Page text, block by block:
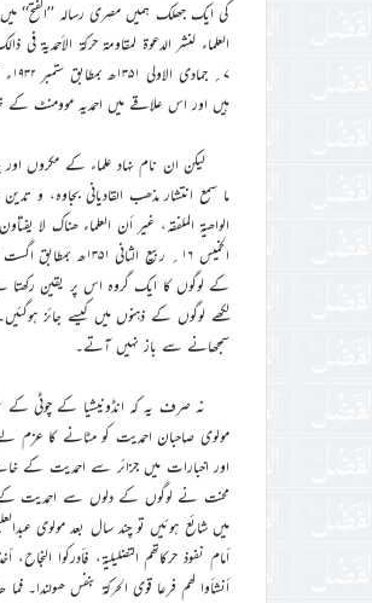
کی ایک جھلک ہمیں مصری رسالہ ’’الفتح‘‘ میں
ہیں اور اس علاقے میں احمدیہ موومنٹ کے
لیکن ان نام نہاد علماء کے مکروں
ما سمع انتشار مذھب القادیانی بجاوہ، و
کے لوگوں کا ایک گروہ اس پر یقین رکھتا
لکھے لوگوں کے ذہنوں میں کیسے جائز
سمجھانے سے باز نہیں آتے۔
نہ صرف یہ کہ انڈونیشیا کے چوٹی کے
مولوی صاحبان احمدیت کو مٹانے کا عزم
اور اخبارات میں جزائر سے احمدیت کے
محنت نے لوگوں کے دلوں سے احمدیت کے
میں شائع ہوئیں تو چند سال بعد مولوی
أمام نفوذ حرکاتھم التضلیلیۃ، فأدرکوا
أنشأوا لھم فرعا قوی الحرکۃ بنفس ھولندا۔ فما